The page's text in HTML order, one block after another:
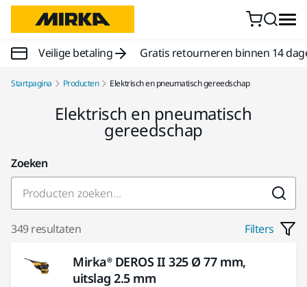
Doorgaan naar inhoud
Veilige betaling Gratis retourneren binnen 14
Startpagina Producten Elektrisch en pneumatisch gereedschap
Elektrisch en pneumatisch
gereedschap
Zoeken
349 resultaten Filters
Mirka® DEROS II 325 Ø 77 mm,
uitslag 2.5 mm